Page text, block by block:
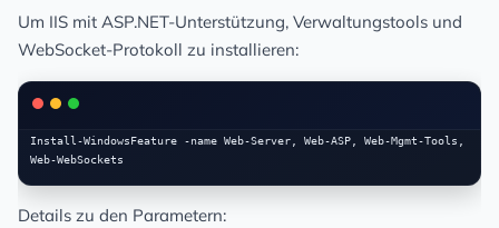
Um IIS mit ASP.NET-Unterstützung, Verwaltungstools und
WebSocket-Protokoll zu installieren:
Install-WindowsFeature -name Web-Server, Web-ASP, Web-Mgmt-Tools,
Details zu den Parametern: